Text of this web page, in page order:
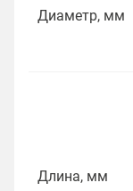
Диаметр, мм
Длина, мм